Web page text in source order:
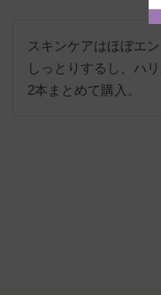
スキンケアはほぼエ
しっとりするし、ハ
2本まとめて購入。